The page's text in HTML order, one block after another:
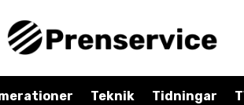
Teknik Tidningar